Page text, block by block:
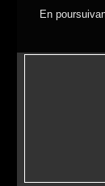
En